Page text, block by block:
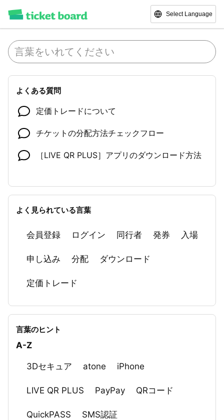
Select Language
よくある質問
定価トレードについて
チケットの分配方法チェックフロー
［LIVE QR PLUS］アプリのダウンロード方法
よく見られている言葉
会員登録 ログイン 同行者 発券 入場
申し込み 分配 ダウンロード
定価トレード
言葉のヒント
A-Z
3Dセキュア atone iPhone
LIVE QR PLUS PayPay QRコード
QuickPASS SMS認証